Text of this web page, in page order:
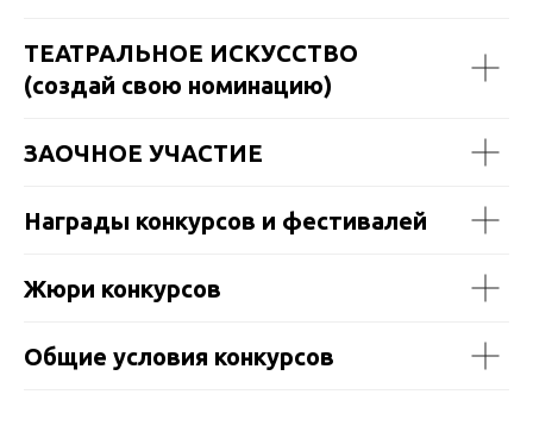
ТЕАТРАЛЬНОЕ ИСКУССТВО
(создай свою номинацию)
ЗАОЧНОЕ УЧАСТИЕ
Награды конкурсов и фестивалей
Жюри конкурсов
Общие условия конкурсов